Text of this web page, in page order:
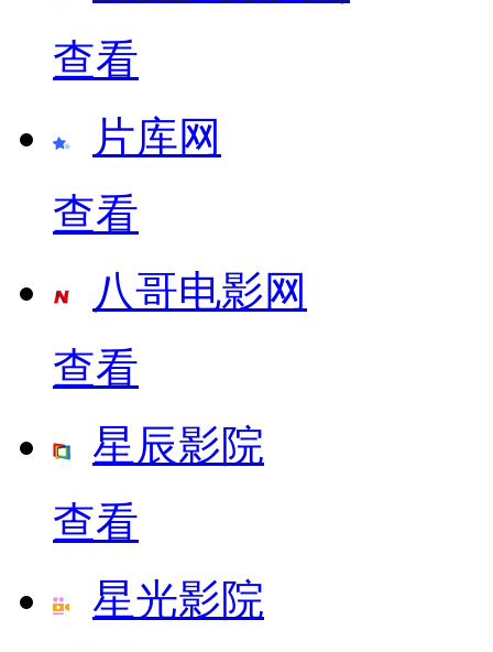
查看
片库网
查看
八哥电影网
查看
星辰影院
查看
星光影院